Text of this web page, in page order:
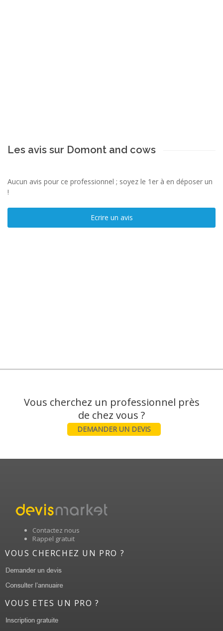
Les avis sur Domont and cows
Aucun avis pour ce professionnel ; soyez le 1er à en déposer un
!
Ecrire un avis
Vous cherchez un professionnel près
DEMANDER UN DEVIS
Contactez nous
Rappel gratuit
VOUS CHERCHEZ UN PRO ?
VOUS ETES UN PRO ?